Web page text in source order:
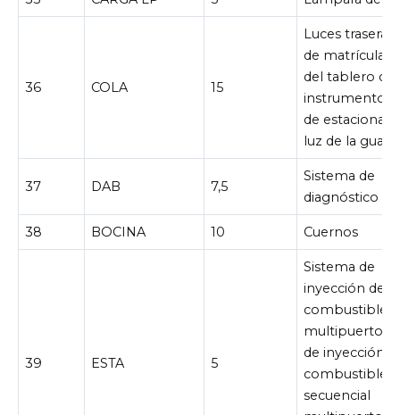
36 COLA 15
Luces
de matrícula,
del tablero de
instrumentos,
de
luz de la
37 DAB 7,5
Sistema de
diagnóstico a
38 BOCINA 10 Cuernos
39 ESTA 5
Sistema de
inyección de
combustible
multipuerto/
de inyección
combustible
secuencial